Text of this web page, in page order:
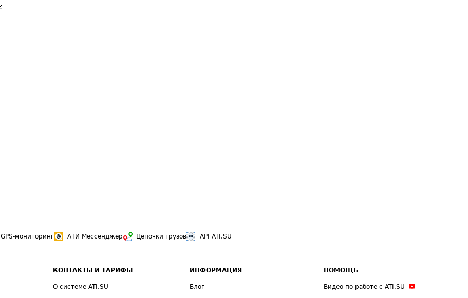
GPS-мониторинг АТИ Мессенджер Цепочки грузов API ATI.SU
КОНТАКТЫ И ТАРИФЫ
О системе ATI.SU
ИНФОРМАЦИЯ
Блог
ПОМОЩЬ
Видео по работе с ATI.SU